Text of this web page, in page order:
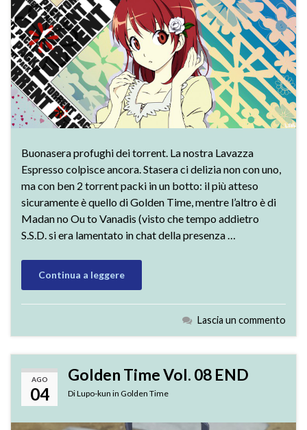
Buonasera profughi dei torrent. La nostra Lavazza
Espresso colpisce ancora. Stasera ci delizia non con uno,
ma con ben 2 torrent packi in un botto: il più atteso
sicuramente è quello di Golden Time, mentre l’altro è di
Madan no Ou to Vanadis (visto che tempo addietro
S.S.D. si era lamentato in chat della presenza …
Continua a leggere
Lascia un commento
AGO
04
Golden Time Vol. 08 END
DiLupo-kun in Golden Time